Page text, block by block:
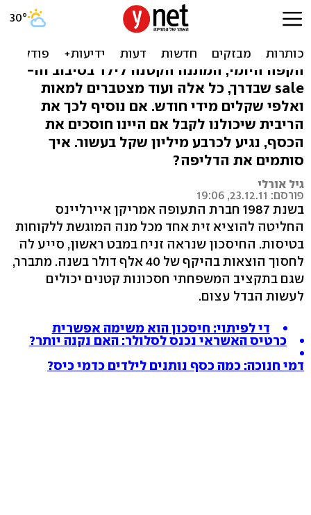
אין דבר כזה כסף קטן -
תפנימו ותחסכו בגדול
הקפה היומי, המתנה הקטנה לילד בסיבוב וה-
sale שבדרך, כל אלה ועוד מצטברים למאות
ואלפי שקלים מידי חודש. אם נוסיף לכך את
הריבית שיכולנו לקבל אם היינו חוסכים את
הכסף, נגיע לכרבע מיליון שקל בעשור. איך
סותמים את הדליפה?
גיל אורלי
פורסם: 23.12.11, 19:06
בשנת 1987 חברת התעופה אמריקן איירליינס
החליטה להוציא זית אחד מכל מנה המוגשת ללקוחות
בטיסות. החיסכון שנראה זניח במבט ראשון, סייע לה
לחסוך הוצאות בהיקף של 40 אלף דולר בשנה. מתברר,
שגם בתקציב המשפחתי חסכונות קטנים יכולים
לעשות הבדל עצום.
די לפיתוי: חיסכון הוא משימה אפשרית
כרטיס האשראי נכנס לסלולר: האם נקנה יותר?
דמי חנוכה: כמה כסף נותנים לילדים כדמי כיס?